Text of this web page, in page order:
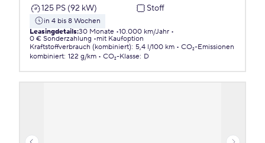
125 PS (92 kW)
Stoff
in 4 bis 8 Wochen
Leasingdetails:30 Monate 10.000 km/Jahr
0 € Sonderzahlung
mit Kaufoption
Kraftstoffverbrauch (kombiniert): 5,4 l/100 km
CO₂-Emissionen
kombiniert: 122 g/km CO₂-Klasse: D